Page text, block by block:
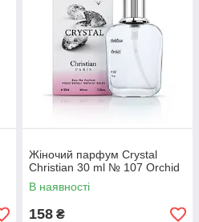
Жіночий парфум Crystal
Christian 30 ml № 107 Orchid
В наявності
158 ₴